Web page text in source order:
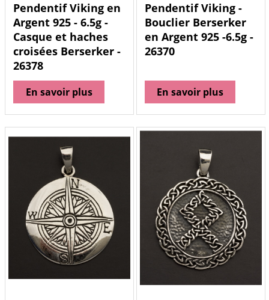
Pendentif Viking en
Argent 925 - 6.5g -
Casque et haches
croisées Berserker -
26378
En savoir plus
Pendentif Viking -
Bouclier Berserker
en Argent 925 -6.5g -
26370
En savoir plus